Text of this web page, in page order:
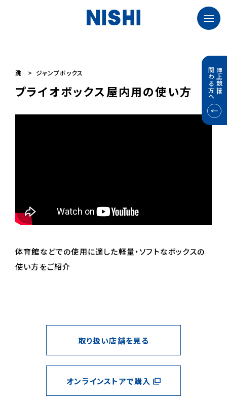
陸上競技に
関わる方へ
跳 ジャンプボックス
プライオボックス屋内用の使い方
体育館などでの使用に適した軽量・ソフトなボックスの
使い方をご紹介
取り扱い店舗を見る
オンラインストアで購入